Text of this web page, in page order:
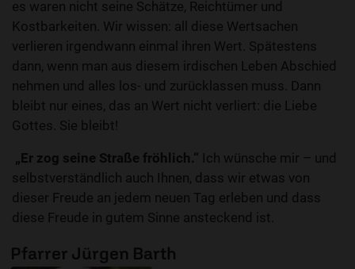
es waren nicht seine Schätze, Reichtümer und
Kostbarkeiten. Wir wissen: all diese Wertsachen
verlieren irgendwann einmal ihren Wert. Spätestens
dann, wenn man aus diesem irdischen Leben Abschied
nehmen und alles los- und zurücklassen muss. Dann
bleibt nur eines, das an Wert nicht verliert: die Liebe
Gottes. Sie bleibt!
„Er zog seine Straße fröhlich.“ Ich wünsche mir – und
selbstverständlich auch Ihnen, dass wir etwas von
dieser Freude an jedem neuen Tag erleben und dass
diese Freude in gutem Sinne ansteckend ist.
Pfarrer Jürgen Barth